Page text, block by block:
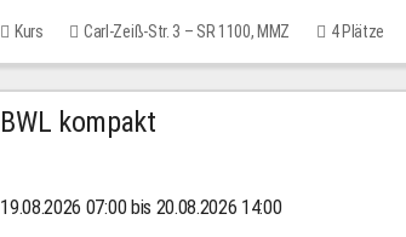
Kurs Carl-Zeiß-Str. 3 – SR 1100, MMZ 4 Plätze
BWL kompakt
19.08.2026 07:00 bis 20.08.2026 14:00